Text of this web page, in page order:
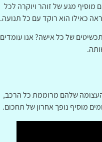
מוסיף מגע של זוהר ויוקרה לכל
כאילו הוא רוקד עם כל תנועה.
של כל אישה? אנו עומדים
העצומה שלהם מרוממת כל הרכב,
מוסיף נופך אחרון של תחכום.